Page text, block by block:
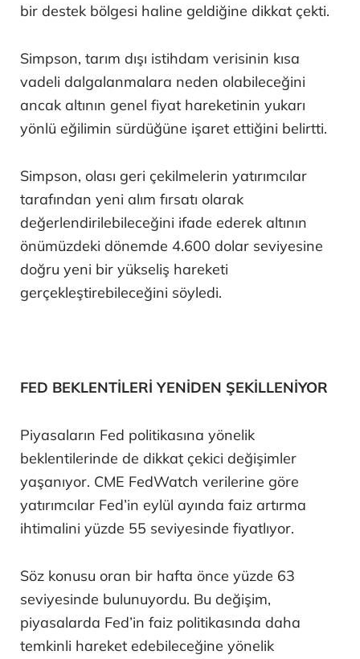
bir destek bölgesi haline geldiğine dikkat çekti.
Simpson, tarım dışı istihdam verisinin kısa
vadeli dalgalanmalara neden olabileceğini
ancak altının genel fiyat hareketinin yukarı
yönlü eğilimin sürdüğüne işaret ettiğini belirtti.
Simpson, olası geri çekilmelerin yatırımcılar
tarafından yeni alım fırsatı olarak
değerlendirilebileceğini ifade ederek altının
önümüzdeki dönemde 4.600 dolar seviyesine
doğru yeni bir yükseliş hareketi
gerçekleştirebileceğini söyledi.
FED BEKLENTİLERİ YENİDEN ŞEKİLLENİYOR
Piyasaların Fed politikasına yönelik
beklentilerinde de dikkat çekici değişimler
yaşanıyor. CME FedWatch verilerine göre
yatırımcılar Fed’in eylül ayında faiz artırma
ihtimalini yüzde 55 seviyesinde fiyatlıyor.
Söz konusu oran bir hafta önce yüzde 63
seviyesinde bulunuyordu. Bu değişim,
piyasalarda Fed’in faiz politikasında daha
temkinli hareket edebileceğine yönelik